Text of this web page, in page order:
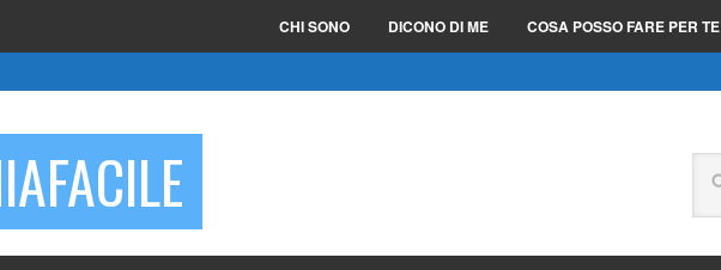
CHI SONO DICONO DI ME COSA POSSO FARE PER TE